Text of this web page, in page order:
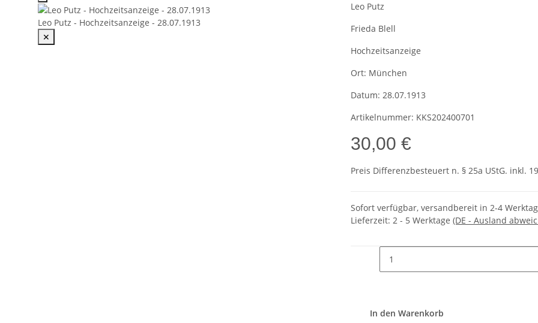
Leo Putz - Hochzeitsanzeige - 28.07.1913
✕
Leo Putz
Frieda Blell
Hochzeitsanzeige
Ort: München
Datum: 28.07.1913
Artikelnummer: KKS202400701
30,00 €
Preis Differenzbesteuert n. § 25a UStG. inkl.
Sofort verfügbar, versandbereit in 2-4
Lieferzeit: 2 - 5 Werktage (DE - Ausland
In den Warenkorb